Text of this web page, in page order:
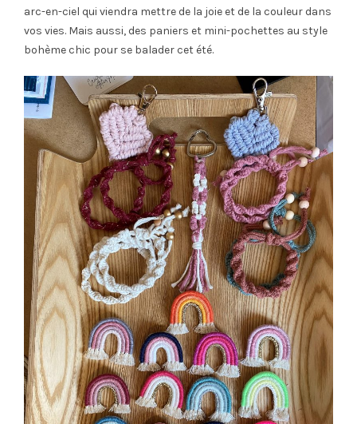
arc-en-ciel qui viendra mettre de la joie et de la couleur dans
vos vies. Mais aussi, des paniers et mini-pochettes au style
bohème chic pour se balader cet été.